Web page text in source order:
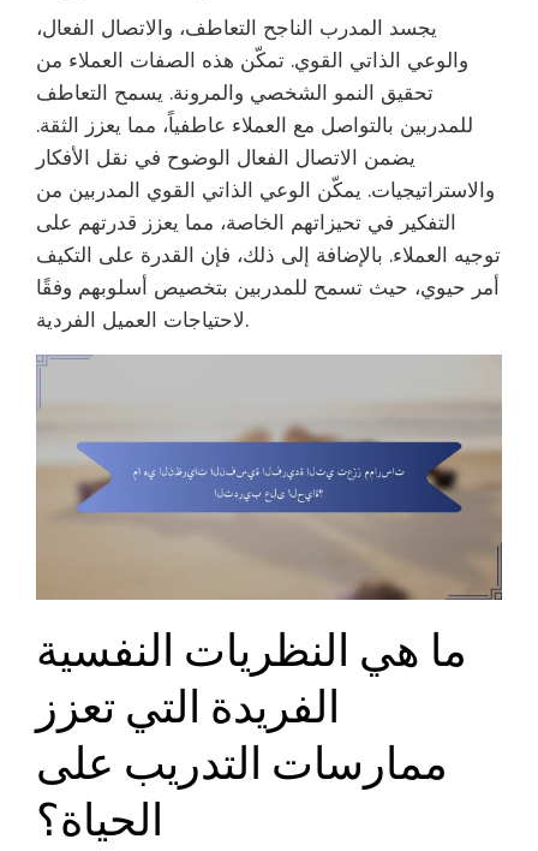
يجسد المدرب الناجح التعاطف، والاتصال الفعال،
والوعي الذاتي القوي. تمكّن هذه الصفات العملاء من
تحقيق النمو الشخصي والمرونة. يسمح التعاطف
للمدربين بالتواصل مع العملاء عاطفياً، مما يعزز الثقة.
يضمن الاتصال الفعال الوضوح في نقل الأفكار
والاستراتيجيات. يمكّن الوعي الذاتي القوي المدربين من
التفكير في تحيزاتهم الخاصة، مما يعزز قدرتهم على
توجيه العملاء. بالإضافة إلى ذلك، فإن القدرة على التكيف
أمر حيوي، حيث تسمح للمدربين بتخصيص أسلوبهم وفقًا
لاحتياجات العميل الفردية.
ما هي النظريات النفسية
الفريدة التي تعزز
ممارسات التدريب على
الحياة؟